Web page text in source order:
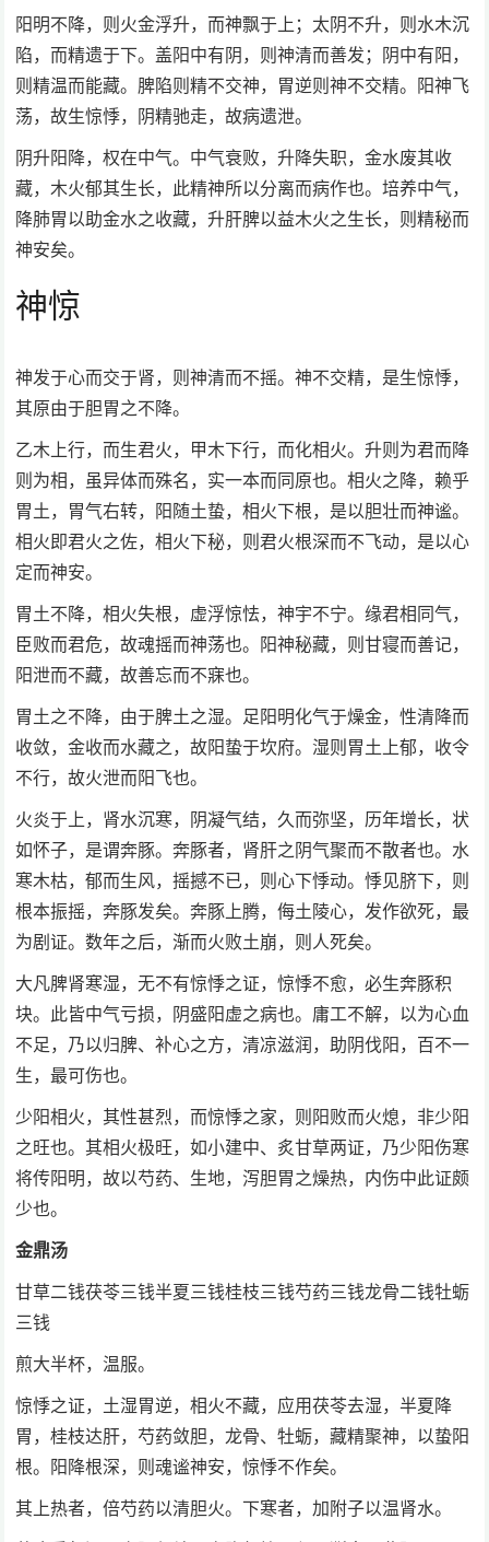
阳明不降，则火金浮升，而神飘于上；太阴不升，则水木沉
陷，而精遗于下。盖阳中有阴，则神清而善发；阴中有阳，
则精温而能藏。脾陷则精不交神，胃逆则神不交精。阳神飞
荡，故生惊悸，阴精驰走，故病遗泄。
阴升阳降，权在中气。中气衰败，升降失职，金水废其收
藏，木火郁其生长，此精神所以分离而病作也。培养中气，
降肺胃以助金水之收藏，升肝脾以益木火之生长，则精秘而
神安矣。
神惊
神发于心而交于肾，则神清而不摇。神不交精，是生惊悸，
其原由于胆胃之不降。
乙木上行，而生君火，甲木下行，而化相火。升则为君而降
则为相，虽异体而殊名，实一本而同原也。相火之降，赖乎
胃土，胃气右转，阳随土蛰，相火下根，是以胆壮而神谧。
相火即君火之佐，相火下秘，则君火根深而不飞动，是以心
定而神安。
胃土不降，相火失根，虚浮惊怯，神宇不宁。缘君相同气，
臣败而君危，故魂摇而神荡也。阳神秘藏，则甘寝而善记，
阳泄而不藏，故善忘而不寐也。
胃土之不降，由于脾土之湿。足阳明化气于燥金，性清降而
收敛，金收而水藏之，故阳蛰于坎府。湿则胃土上郁，收令
不行，故火泄而阳飞也。
火炎于上，肾水沉寒，阴凝气结，久而弥坚，历年增长，状
如怀子，是谓奔豚。奔豚者，肾肝之阴气聚而不散者也。水
寒木枯，郁而生风，摇撼不已，则心下悸动。悸见脐下，则
根本振摇，奔豚发矣。奔豚上腾，侮土陵心，发作欲死，最
为剧证。数年之后，渐而火败土崩，则人死矣。
大凡脾肾寒湿，无不有惊悸之证，惊悸不愈，必生奔豚积
块。此皆中气亏损，阴盛阳虚之病也。庸工不解，以为心血
不足，乃以归脾、补心之方，清凉滋润，助阴伐阳，百不一
生，最可伤也。
少阳相火，其性甚烈，而惊悸之家，则阳败而火熄，非少阳
之旺也。其相火极旺，如小建中、炙甘草两证，乃少阳伤寒
将传阳明，故以芍药、生地，泻胆胃之燥热，内伤中此证颇
少也。
金鼎汤
甘草二钱茯苓三钱半夏三钱桂枝三钱芍药三钱龙骨二钱牡蛎
三钱
煎大半杯，温服。
惊悸之证，土湿胃逆，相火不藏，应用茯苓去湿，半夏降
胃，桂枝达肝，芍药敛胆，龙骨、牡蛎，藏精聚神，以蛰阳
根。阳降根深，则魂谧神安，惊悸不作矣。
其上热者，倍芍药以清胆火。下寒者，加附子以温肾水。